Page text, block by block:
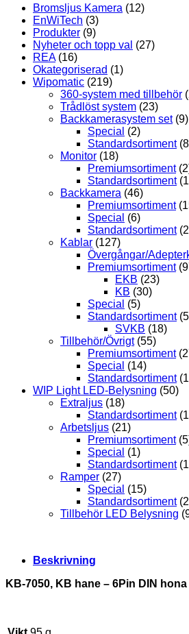
mängd
Bromsljus Kamera (12)
EnWiTech (3)
Produkter (9)
Nyheter och topp val (27)
REA (16)
Okategoriserad (1)
Wipomatic (219)
360-system med tillbehör
Trådlöst system (23)
Backkamerasystem set (9)
Special (2)
Standardsortiment
Monitor (18)
Premiumsortiment
Standardsortiment
Backkamera (46)
Premiumsortiment
Special (6)
Standardsortiment
Kablar (127)
Övergångar/
Premiumsortiment
EKB (23)
KB (30)
Special (5)
Standardsortiment
SVKB (18)
Tillbehör/Övrigt (55)
Premiumsortiment
Special (14)
Standardsortiment
WIP Light LED-Belysning (50)
Extraljus (18)
Standardsortiment
Arbetsljus (21)
Premiumsortiment
Special (1)
Standardsortiment
Ramper (27)
Special (15)
Standardsortiment
Tillbehör LED Belysning
Beskrivning
KB-7050, KB hane – 6Pin DIN hona